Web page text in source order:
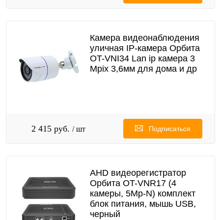
Камера видеонаблюдения
уличная IP-камера Орбита
OT-VNI34 Lan ip камера 3
Mpix 3,6мм для дома и др
2 415 руб. / шт Подписаться
AHD видеорегистратор
Орбита OT-VNR17 (4
камеры, 5Мр-N) комплект
блок питания, мышь USB,
черный